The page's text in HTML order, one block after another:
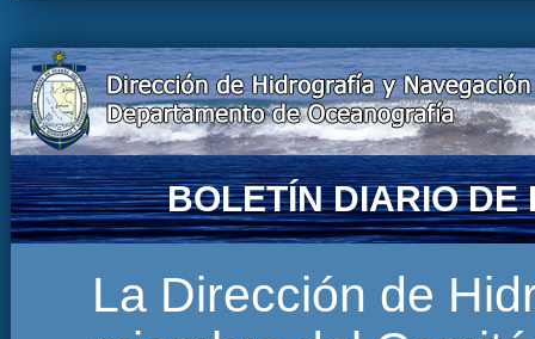
BOLETÍN DIARIO DE
La Dirección de